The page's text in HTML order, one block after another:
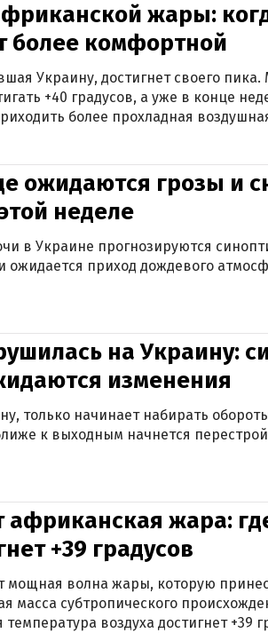
жары:
более комфортной
Украину, достигнет своего пика.
+40 градусов, а уже в конце
более прохладная
ожидаются грозы и
неделе
в Украине прогнозируются
ожидается приход дождевого
на Украину:
изменения
только начинает набирать
к выходным начнется
африканская жара:
+39 градусов
мощная волна жары, которую
масса субтропического
воздуха достигнет +39